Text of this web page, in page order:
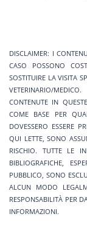
DISCLAIMER: I
CASO POSSONO
SOSTITUIRE LA VISITA
VETERINARIO/
CONTENUTE IN
COME BASE PER
DOVESSERO ESSERE
QUI LETTE, SONO
RISCHIO. TUTTE LE
BIBLIOGRAFICHE,
PUBBLICO, SONO
ALCUN MODO
RESPONSABILITÀ PER
INFORMAZIONI.